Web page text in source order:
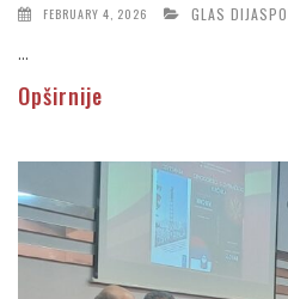
FEBRUARY 4, 2026 GLAS
...
Opširnije